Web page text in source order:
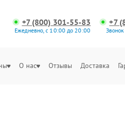
+7 (800) 301-55-83
Ежедневно, с 10:00 до 20:00
+7
О нас Отзывы Доставка